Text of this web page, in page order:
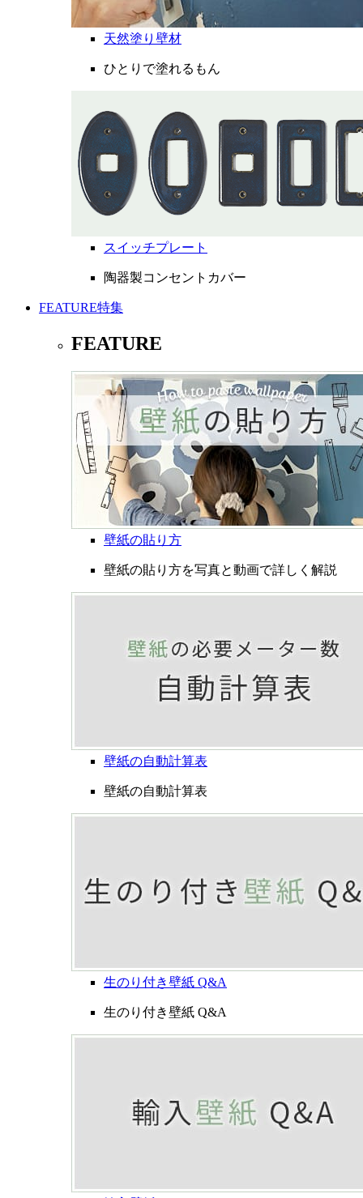
天然塗り壁材
ひとりで塗れるもん
スイッチプレート
陶器製コンセントカバー
FEATURE特集
FEATURE
壁紙の貼り方
壁紙の貼り方を写真と動画で詳しく解説
壁紙の自動計算表
壁紙の自動計算表
生のり付き壁紙 Q&A
生のり付き壁紙 Q&A